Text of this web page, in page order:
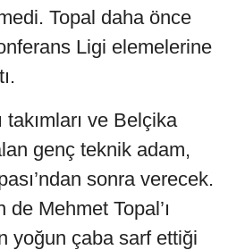
Topal daha önce
Ligi elemelerine
takımları ve Belçika
genç teknik adam,
sonra verecek.
Mehmet Topal’ı
yoğun çaba sarf ettiği